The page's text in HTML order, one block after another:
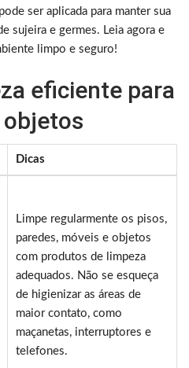
ser aplicada para manter sua
sujeira e germes. Leia agora e
limpo e seguro!
eficiente para
objetos
Dicas
Limpe regularmente os pisos,
paredes, móveis e objetos
com produtos de limpeza
adequados. Não se esqueça
de higienizar as áreas de
maior contato, como
maçanetas, interruptores e
telefones.